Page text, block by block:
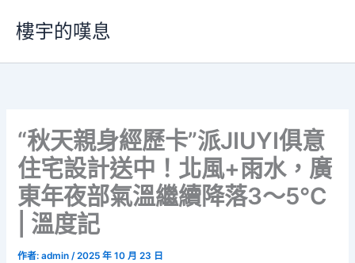
要
樓宇的嘆息
“秋天親身經歷卡”派JIUYI俱意
住宅設計送中！北風+雨水，廣
東年夜部氣溫繼續降落3～5℃​
| 溫度記
作者:admin/2025 年 10 月 23 日